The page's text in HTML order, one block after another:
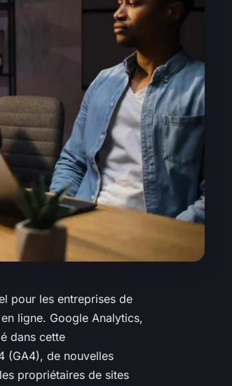
pour les entreprises de
ligne. Google Analytics,
dans cette
(GA4), de nouvelles
propriétaires de sites